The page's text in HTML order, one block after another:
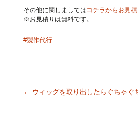
その他に関しましては コチラからお見積
※お見積りは無料です。
#製作代行
← ウィッグを取り出したらぐちゃぐ